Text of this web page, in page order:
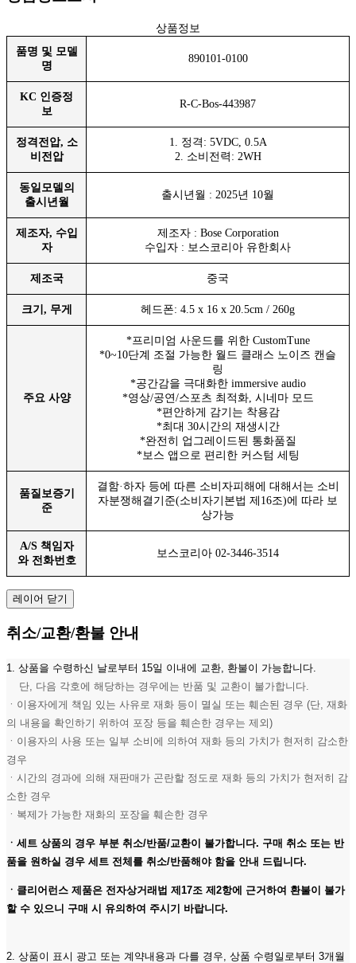
상품정보
품명 및 모델
명
890101-0100
KC 인증정
보
R-C-Bos-443987
정격전압, 소
비전압
1. 정격: 5VDC, 0.5A
2. 소비전력: 2WH
동일모델의
출시년월
출시년월 : 2025년 10월
제조자, 수입
자
제조자 : Bose Corporation
수입자 : 보스코리아 유한회사
제조국 중국
크기, 무게 헤드폰: 4.5 x 16 x 20.5cm / 260g
주요 사양
*프리미엄 사운드를 위한 CustomTune
*0~10단계 조절 가능한 월드 클래스 노이즈 캔슬
링
*공간감을 극대화한 immersive audio
*영상/공연/스포츠 최적화, 시네마 모드
*편안하게 감기는 착용감
*최대 30시간의 재생시간
*완전히 업그레이드된 통화품질
*보스 앱으로 편리한 커스텀 세팅
품질보증기
준
결함·하자 등에 따른 소비자피해에 대해서는 소비
자분쟁해결기준(소비자기본법 제16조)에 따라 보
상가능
A/S 책임자
와 전화번호
보스코리아 02-3446-3514
레이어 닫기
취소/교환/환불 안내
1. 상품을 수령하신 날로부터 15일 이내에 교환, 환불이 가능합니다.
단, 다음 각호에 해당하는 경우에는 반품 및 교환이 불가합니다.
ㆍ이용자에게 책임 있는 사유로 재화 등이 멸실 또는 훼손된 경우 (단, 재화
의 내용을 확인하기 위하여 포장 등을 훼손한 경우는 제외)
ㆍ이용자의 사용 또는 일부 소비에 의하여 재화 등의 가치가 현저히 감소한
경우
ㆍ시간의 경과에 의해 재판매가 곤란할 정도로 재화 등의 가치가 현저히 감
소한 경우
ㆍ복제가 가능한 재화의 포장을 훼손한 경우
ㆍ세트 상품의 경우 부분 취소/반품/교환이 불가합니다. 구매 취소 또는 반
품을 원하실 경우 세트 전체를 취소/반품해야 함을 안내 드립니다.
ㆍ클리어런스 제품은 전자상거래법 제17조 제2항에 근거하여 환불이 불가
할 수 있으니 구매 시 유의하여 주시기 바랍니다.
2. 상품이 표시 광고 또는 계약내용과 다를 경우, 상품 수령일로부터 3개월